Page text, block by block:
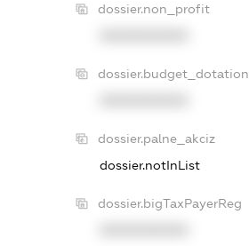
dossier.non_profit
dossier.budget_dotation
dossier.palne_akciz
dossier.notInList
dossier.bigTaxPayerReg